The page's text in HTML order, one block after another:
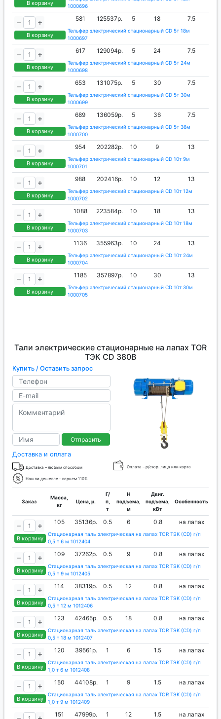
В корзину
1000696
В корзину
581 125537р. 5 18 7.5
Тельфер электрический стационарный CD 5т 18м
1000697
В корзину
617 129094р. 5 24 7.5
Тельфер электрический стационарный CD 5т 24м
1000698
В корзину
653 131075р. 5 30 7.5
Тельфер электрический стационарный CD 5т 30м
1000699
В корзину
689 136059р. 5 36 7.5
Тельфер электрический стационарный CD 5т 36м
1000700
В корзину
954 202282р. 10 9 13
Тельфер электрический стационарный CD 10т 9м
1000701
В корзину
988 202416р. 10 12 13
Тельфер электрический стационарный CD 10т 12м
1000702
В корзину
1088 223584р. 10 18 13
Тельфер электрический стационарный CD 10т 18м
1000703
В корзину
1136 355963р. 10 24 13
Тельфер электрический стационарный CD 10т 24м
1000704
В корзину
1185 357897р. 10 30 13
Тельфер электрический стационарный CD 10т 30м
1000705
Тали электрические стационарные на лапах TOR
ТЭК CD 380В
Купить / Оставить запрос
Отправить
Доставка и оплата
Доставка – любым способом Оплата – р/с юр. лица или карта
Нашли дешевле – вернем 110%
Заказ
Масса,
кг
Цена, р.
Г/
п,
т
H
подъема,
м
Двиг.
подъема,
кВт
Особенность
В корзину
105 35136р. 0.5 6 0.8 на лапах
Стационарная таль электрическая на лапах TOR ТЭК (CD) г/п
0,5 т 6 м 1012404
В корзину
109 37262р. 0.5 9 0.8 на лапах
Стационарная таль электрическая на лапах TOR ТЭК (CD) г/п
0,5 т 9 м 1012405
В корзину
114 38319р. 0.5 12 0.8 на лапах
Стационарная таль электрическая на лапах TOR ТЭК (CD) г/п
0,5 т 12 м 1012406
В корзину
123 42465р. 0.5 18 0.8 на лапах
Стационарная таль электрическая на лапах TOR ТЭК (CD) г/п
0,5 т 18 м 1012407
В корзину
120 39561р. 1 6 1.5 на лапах
Стационарная таль электрическая на лапах TOR ТЭК (CD) г/п
1,0 т 6 м 1012408
В корзину
150 44108р. 1 9 1.5 на лапах
Стационарная таль электрическая на лапах TOR ТЭК (CD) г/п
1,0 т 9 м 1012409
151 47999р. 1 12 1.5 на лапах